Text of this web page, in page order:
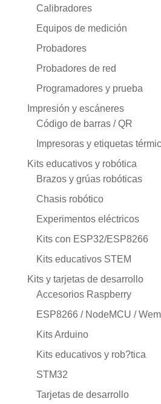
Calibradores
Equipos de medición
Probadores
Probadores de red
Programadores y prueba
Impresión y escáneres
Código de barras / QR
Impresoras y etiquetas
Kits educativos y robótica
Brazos y grúas robóticas
Chasis robótico
Experimentos eléctricos
Kits con ESP32/ESP8266
Kits educativos STEM
Kits y tarjetas de desarrollo
Accesorios Raspberry
ESP8266 / NodeMCU /
Kits Arduino
Kits educativos y rob?tica
STM32
Tarjetas de desarrollo